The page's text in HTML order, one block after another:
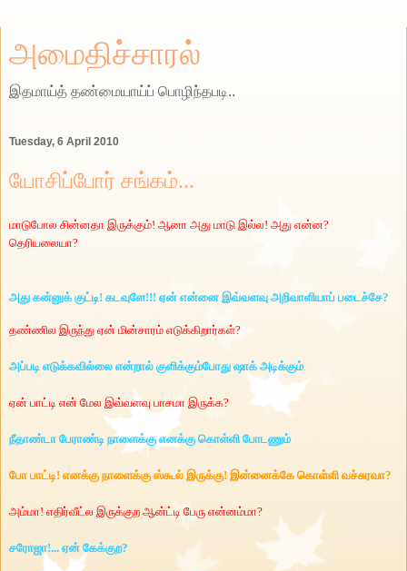
அமைதிச்சாரல்
இதமாய்த் தண்மையாய்ப் பொழிந்தபடி..
Tuesday, 6 April 2010
யோசிப்போர் சங்கம்...
மாடுபோல சின்னதா இருக்கும்! ஆனா அது மாடு இல்ல! அது என்ன?
தெரியலையா?
அது கன்னுக் குட்டி! கடவுளே!!! ஏன் என்னை இவ்வளவு அறிவாளியாப் படைச்சே?
தண்ணில இருந்து ஏன் மின்சாரம் எடுக்கிறார்கள்?
அப்படி எடுக்கவில்லை என்றால் குளிக்கும்போது ஷாக் அடிக்கும்.
ஏன் பாட்டி என் மேல இவ்வளவு பாசமா இருக்க?
நீதாண்டா பேராண்டி நாளைக்கு எனக்கு கொள்ளி போடணும்!
போ பாட்டி! எனக்கு நாளைக்கு ஸ்கூல் இருக்கு! இன்னைக்கே கொள்ளி வச்சுரவா?
அம்மா! எதிர்வீட்ல இருக்குற ஆன்ட்டி பேரு என்னம்மா?
சரோஜா!... ஏன் கேக்குற?